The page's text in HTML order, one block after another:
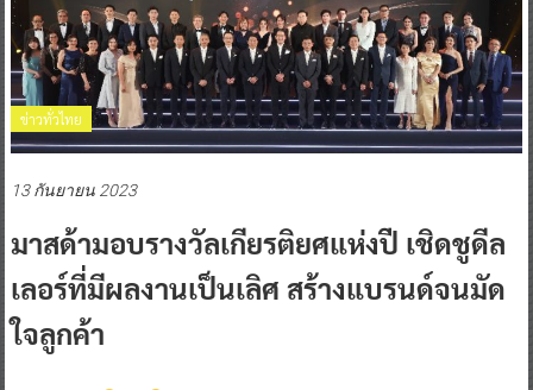
ข่าวทั่วไทย
13 กันยายน 2023
มาสด้ามอบรางวัลเกียรติยศแห่งปี เชิดชูดีล
เลอร์ที่มีผลงานเป็นเลิศ สร้างแบรนด์จนมัด
ใจลูกค้า